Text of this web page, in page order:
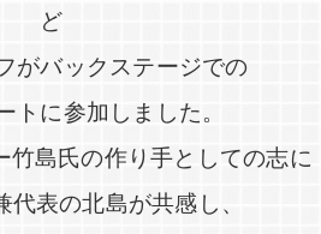
ど
がバックステージでの
トに参加しました。
竹島氏の作り手としての志に
代表の北島が共感し、